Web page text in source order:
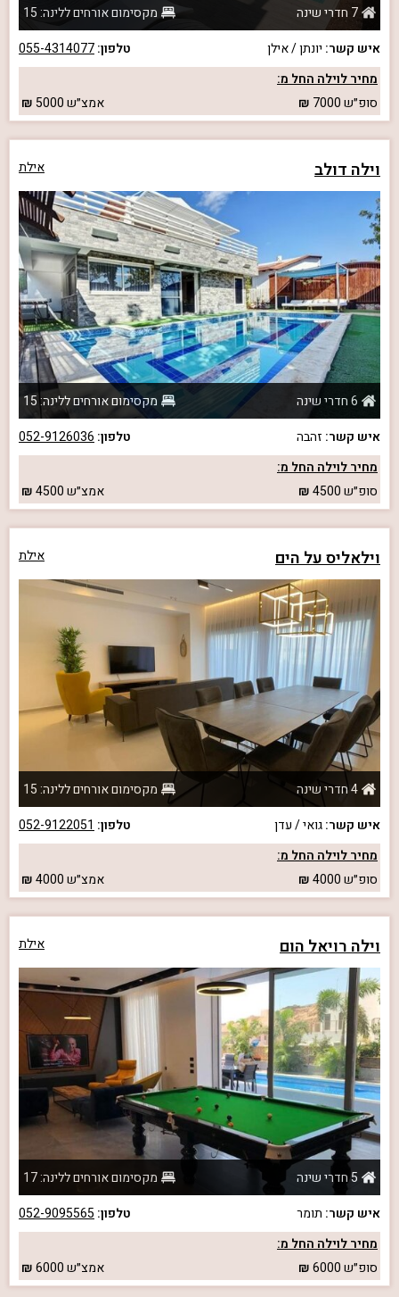
7 חדרי שינה
מקסימום אורחים ללינה: 15
איש קשר: יונתן / אילן טלפון:055-4314077
מחיר לוילה החל מ:
סופ״ש7000 אמצ״ש5000
וילה דולב אילת
6 חדרי שינה
מקסימום אורחים ללינה: 15
איש קשר: זהבה טלפון: 052-9126036
מחיר לוילה החל מ:
סופ״ש4500 אמצ״ש4500
וילאליס על הים אילת
4 חדרי שינה
מקסימום אורחים ללינה: 15
איש קשר:גואי / עדן טלפון: 052-9122051
מחיר לוילה החל מ:
סופ״ש4000 אמצ״ש4000
וילה רויאל הום אילת
5 חדרי שינה
מקסימום אורחים ללינה: 17
איש קשר: תומר טלפון: 052-9095565
מחיר לוילה החל מ:
סופ״ש6000 אמצ״ש6000